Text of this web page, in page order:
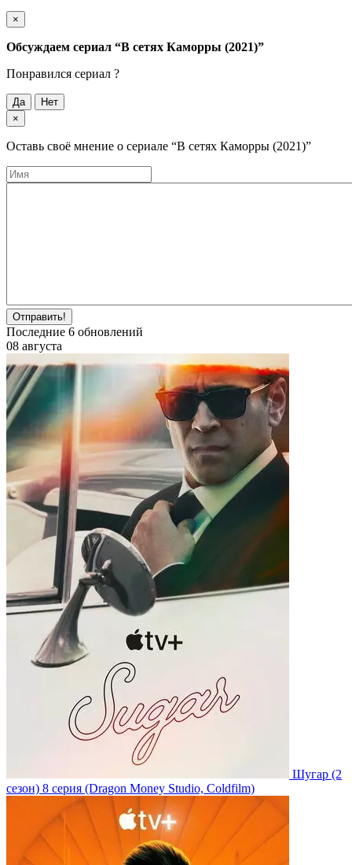
×
Обсуждаем cериал “В сетях Каморры (2021)”
Понравился cериал ?
Да
Нет
×
Оставь своё мнение о cериале “В сетях Каморры (2021)”
Отправить!
Последние 6 обновлений
08 августа
Шугар (2
сезон) 8 серия (Dragon Money Studio, Coldfilm)